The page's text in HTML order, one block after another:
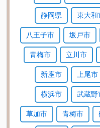
静岡県 東大和
八王子市 坂戸市
青梅市 立川市
新座市 上尾市
横浜市 武蔵野
草加市 青梅市